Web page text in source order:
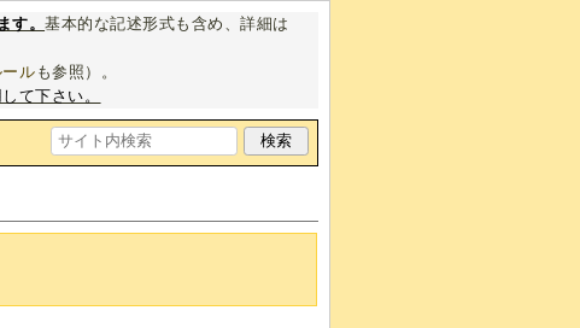
す。基本的な記述形式も含め、詳細は
ル も参照）。
て下さい。